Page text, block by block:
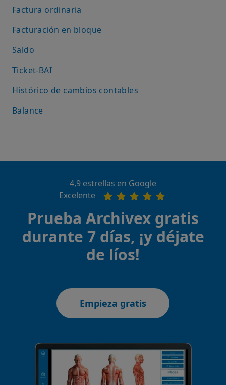
Factura ordinaria
Facturación en bloque
Saldo
Ticket-BAI
Histórico de cambios contables
Balance
4,9 estrellas en Google
Excelente
Prueba Archivex gratis
durante 7 días, ¡y déjate
de líos!
Empieza gratis